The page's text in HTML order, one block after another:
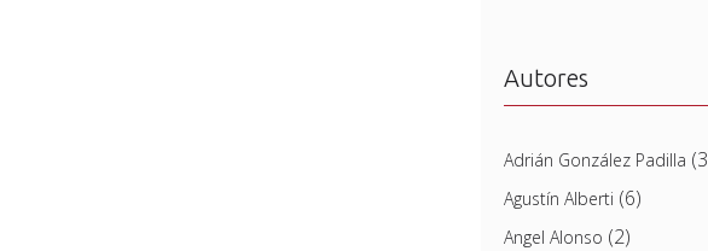
Autores
Adrián González Padilla
Agustín Alberti (6)
Angel Alonso (2)